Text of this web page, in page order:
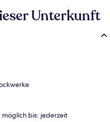
Unterkunft
möglich bis: jederzeit